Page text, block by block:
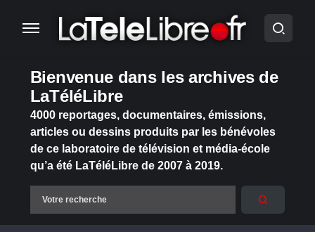
Bienvenue dans les archives de
LaTéléLibre
4000 reportages, documentaires, émissions,
articles ou dessins produits par les bénévoles
de ce laboratoire de télévision et média-école
qu’a été LaTéléLibre de 2007 à 2019.